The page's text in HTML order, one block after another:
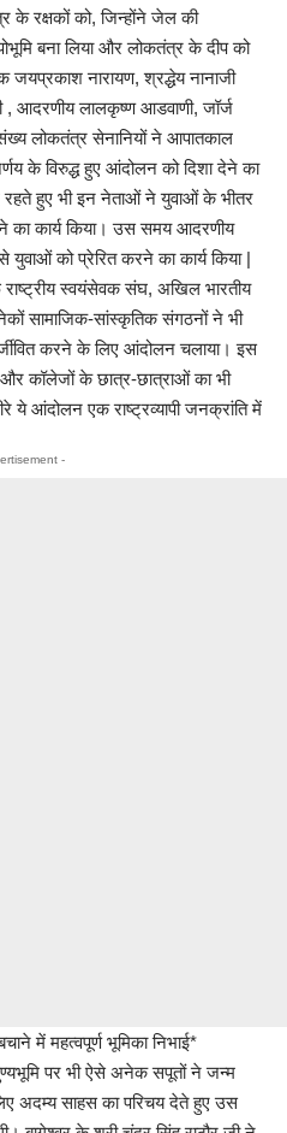
के रक्षकों को, जिन्होंने जेल की
बना लिया और लोकतंत्र के दीप को
नारायण, श्रद्धेय नानाजी
, आदरणीय लालकृष्ण आडवाणी, जॉर्ज
लोकतंत्र सेनानियों ने आपातकाल
के विरुद्ध हुए आंदोलन को दिशा देने का
रहते हुए भी इन नेताओं ने युवाओं के भीतर
का कार्य किया। उस समय आदरणीय
को प्रेरित करने का कार्य किया |
स्वयंसेवक संघ, अखिल भारतीय
सामाजिक-सांस्कृतिक संगठनों ने भी
करने के लिए आंदोलन चलाया। इस
कॉलेजों के छात्र-छात्राओं का भी
ये आंदोलन एक राष्ट्रव्यापी जनक्रांति में
-
में महत्वपूर्ण भूमिका निभाई*
पर भी ऐसे अनेक सपूतों ने जन्म
अदम्य साहस का परिचय देते हुए उस